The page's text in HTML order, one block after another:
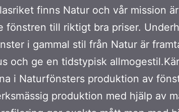
finns Natur och vår mission
fönstren till riktigt bra priser.
i gammal stil från Natur är
och ge en tidstypisk
i Naturfönsters produktion av
produktion med hjälp av